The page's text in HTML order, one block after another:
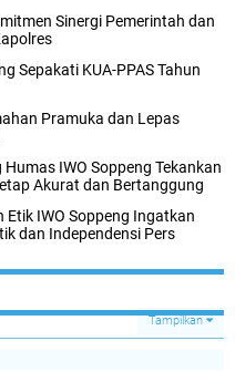
Sinergi Pemerintah dan
Sepakati KUA-PPAS Tahun
Pramuka dan Lepas
IWO Soppeng Tekankan
Akurat dan Bertanggung
Etik IWO Soppeng Ingatkan
dan Independensi Pers
Tampilkan